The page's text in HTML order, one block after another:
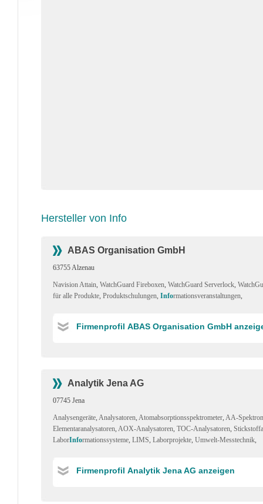
Hersteller von Info
ABAS Organisation GmbH
63755 Alzenau
Navision Attain, WatchGuard Fireboxen, WatchGuard Serverlock,
für alle Produkte, Produktschulungen, Informationsveranstaltungen,
Firmenprofil ABAS Organisation GmbH
Analytik Jena AG
07745 Jena
Analysengeräte, Analysatoren, Atomabsorptionsspektrometer, AA-
Elementaranalysatoren, AOX-Analysatoren, TOC-Analysatoren,
LaborInformationssysteme, LIMS, Laborprojekte, Umwelt-Messtechnik,
Firmenprofil Analytik Jena AG anzeigen